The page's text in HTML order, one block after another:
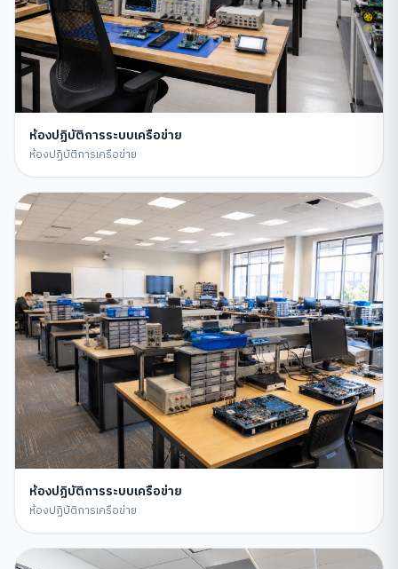
ห้องปฏิบัติการระบบเครือข่าย
ห้องปฏิบัติการเครือข่าย
ห้องปฏิบัติการระบบเครือข่าย
ห้องปฏิบัติการเครือข่าย